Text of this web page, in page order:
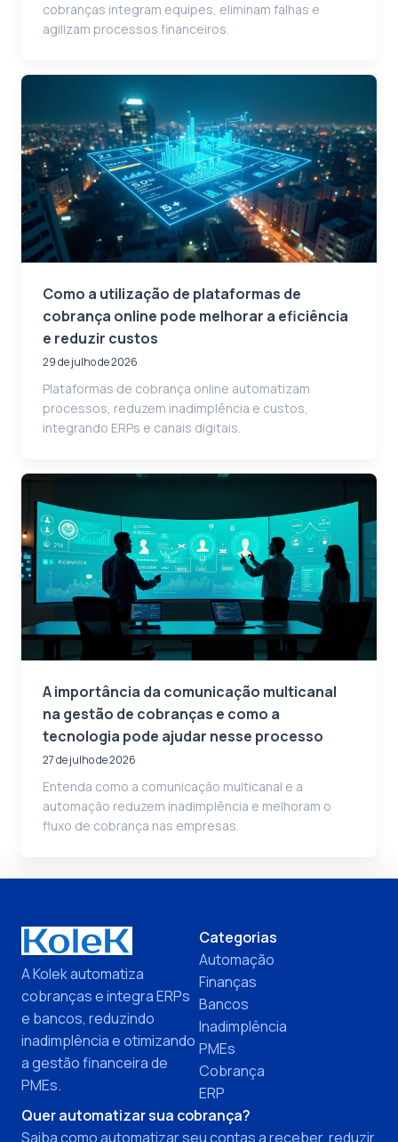
cobranças integram equipes, eliminam falhas e
agilizam processos financeiros.
Como a utilização de plataformas de
cobrança online pode melhorar a eficiência
e reduzir custos
29 de julho de 2026
Plataformas de cobrança online automatizam
processos, reduzem inadimplência e custos,
integrando ERPs e canais digitais.
A importância da comunicação multicanal
na gestão de cobranças e como a
tecnologia pode ajudar nesse processo
27 de julho de 2026
Entenda como a comunicação multicanal e a
automação reduzem inadimplência e melhoram o
fluxo de cobrança nas empresas.
A Kolek automatiza
cobranças e integra ERPs
e bancos, reduzindo
inadimplência e otimizando
a gestão financeira de
PMEs.
Categorias
Automação
Finanças
Bancos
Inadimplência
PMEs
Cobrança
ERP
Quer automatizar sua cobrança?
Saiba como automatizar seu contas a receber, reduzir